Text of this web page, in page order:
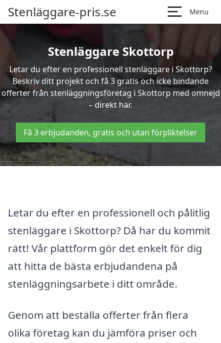
Stenläggare-pris.se Menu
Stenläggare Skottorp
Letar du efter en professionell stenläggare i Skottorp?
Beskriv ditt projekt och få 3 gratis och icke bindande
offerter från stenläggningsföretag i Skottorp med omnejd
– direkt här.
Få 3 erbjudanden, gratis och utan förpliktelser
Letar du efter en professionell och pålitlig
stenläggare i Skottorp? Då har du kommit
rätt! Vår plattform gör det enkelt för dig
att hitta de bästa erbjudandena på
stenläggningsarbete i ditt område.
Genom att beställa offerter från flera
olika företag kan du jämföra priser och